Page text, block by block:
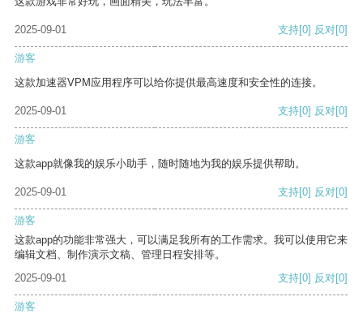
2025-09-01 支持[0] 反对[0]
游客
这款加速器VPM应用程序可以给你提供最高速度和安全性的连接。
2025-09-01 支持[0] 反对[0]
游客
这款app就像我的娱乐小助手，随时随地为我的娱乐提供帮助。
2025-09-01 支持[0] 反对[0]
游客
这款app的功能非常强大，可以满足我所有的工作需求。我可以使用它来
编辑文档、制作演示文稿、管理日程安排等。
2025-09-01
支持[0] 反对[0]
游客